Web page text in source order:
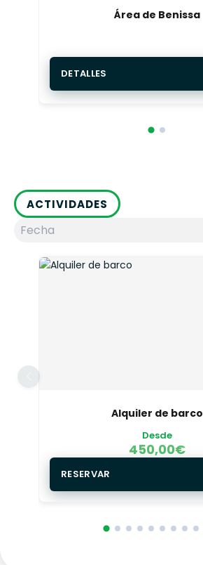
Área de Benissa
DETALLES
ACTIVIDADES
Alquiler de barco
Desde
450,00€
RESERVAR